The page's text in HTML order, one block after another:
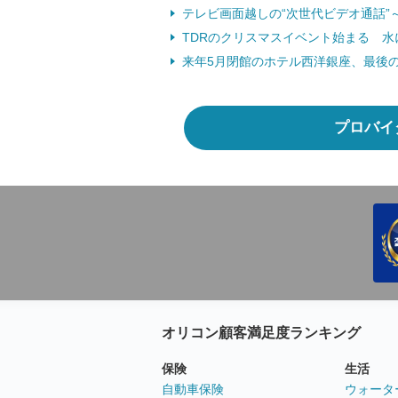
テレビ画面越しの“次世代ビデオ通話
TDRのクリスマスイベント始まる 水
来年5月閉館のホテル西洋銀座、最後
プロバ
オリコン顧客満足度ランキング
保険
自動車保険
生活
ウォー